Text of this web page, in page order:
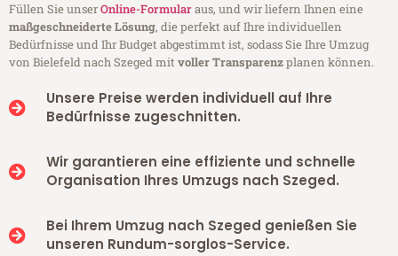
Füllen Sie unserOnline-Formularaus, und wir liefern Ihnen eine
maßgeschneiderte Lösung, die perfekt auf Ihre individuellen
Bedürfnisse und Ihr Budget abgestimmt ist, sodass Sie Ihre Umzug
von Bielefeld nach Szeged mitvoller Transparenzplanen können.
Unsere Preise werden individuell auf Ihre
Bedürfnisse zugeschnitten.
Wir garantieren eine effiziente und schnelle
Organisation Ihres Umzugs nach Szeged.
Bei Ihrem Umzug nach Szeged genießen Sie
unseren Rundum-sorglos-Service.